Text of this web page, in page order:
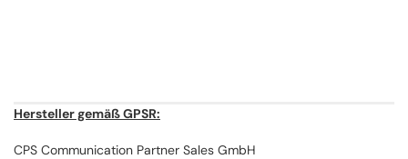
Hersteller gemäß GPSR:
CPS Communication Partner Sales GmbH